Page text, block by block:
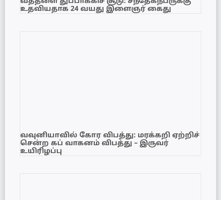
உதவியதாக 24 வயது இளைஞர் கைது
வவுனியாவில் கோர விபத்து: மரக்கறி ஏற்றிச்
சென்ற கப் வாகனம் விபத்து – இருவர்
உயிரிழப்பு